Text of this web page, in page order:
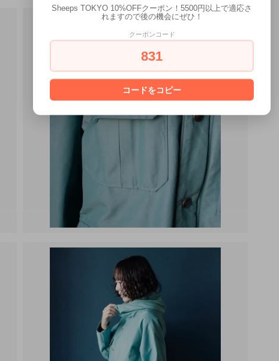
Sheeps TOKYO 10%OFFクーポン！5500円以上で適応さ
れますので後の機会にぜひ！
クーポンコード
831
コードをコピー